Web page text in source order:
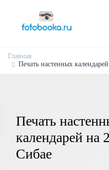
Главная
Печать настенных
Печать
календарей на
Сибае